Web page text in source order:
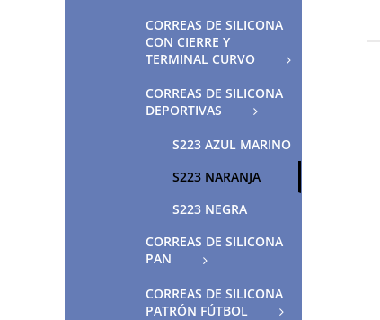
CORREAS DE SILICONA
CON CIERRE Y
TERMINAL CURVO
CORREAS DE SILICONA
DEPORTIVAS
S223 AZUL MARINO
S223 NARANJA
S223 NEGRA
CORREAS DE SILICONA
PAN
CORREAS DE SILICONA
PATRÓN FÚTBOL